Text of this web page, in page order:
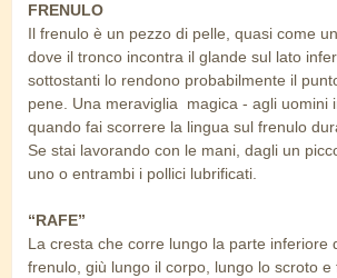
FRENULO
Il frenulo è un pezzo di pelle, quasi come
dove il tronco incontra il glande sul lato
sottostanti lo rendono probabilmente il
pene. Una meraviglia magica - agli uomini
quando fai scorrere la lingua sul frenulo
Se stai lavorando con le mani, dagli un
uno o entrambi i pollici lubrificati.
“RAFE”
La cresta che corre lungo la parte inferiore
frenulo, giù lungo il corpo, lungo lo scroto e